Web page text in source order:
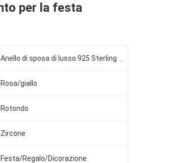
per la festa
Rosa/giallo
Rotondo
Zircone
Festa/Regalo/Dicorazione